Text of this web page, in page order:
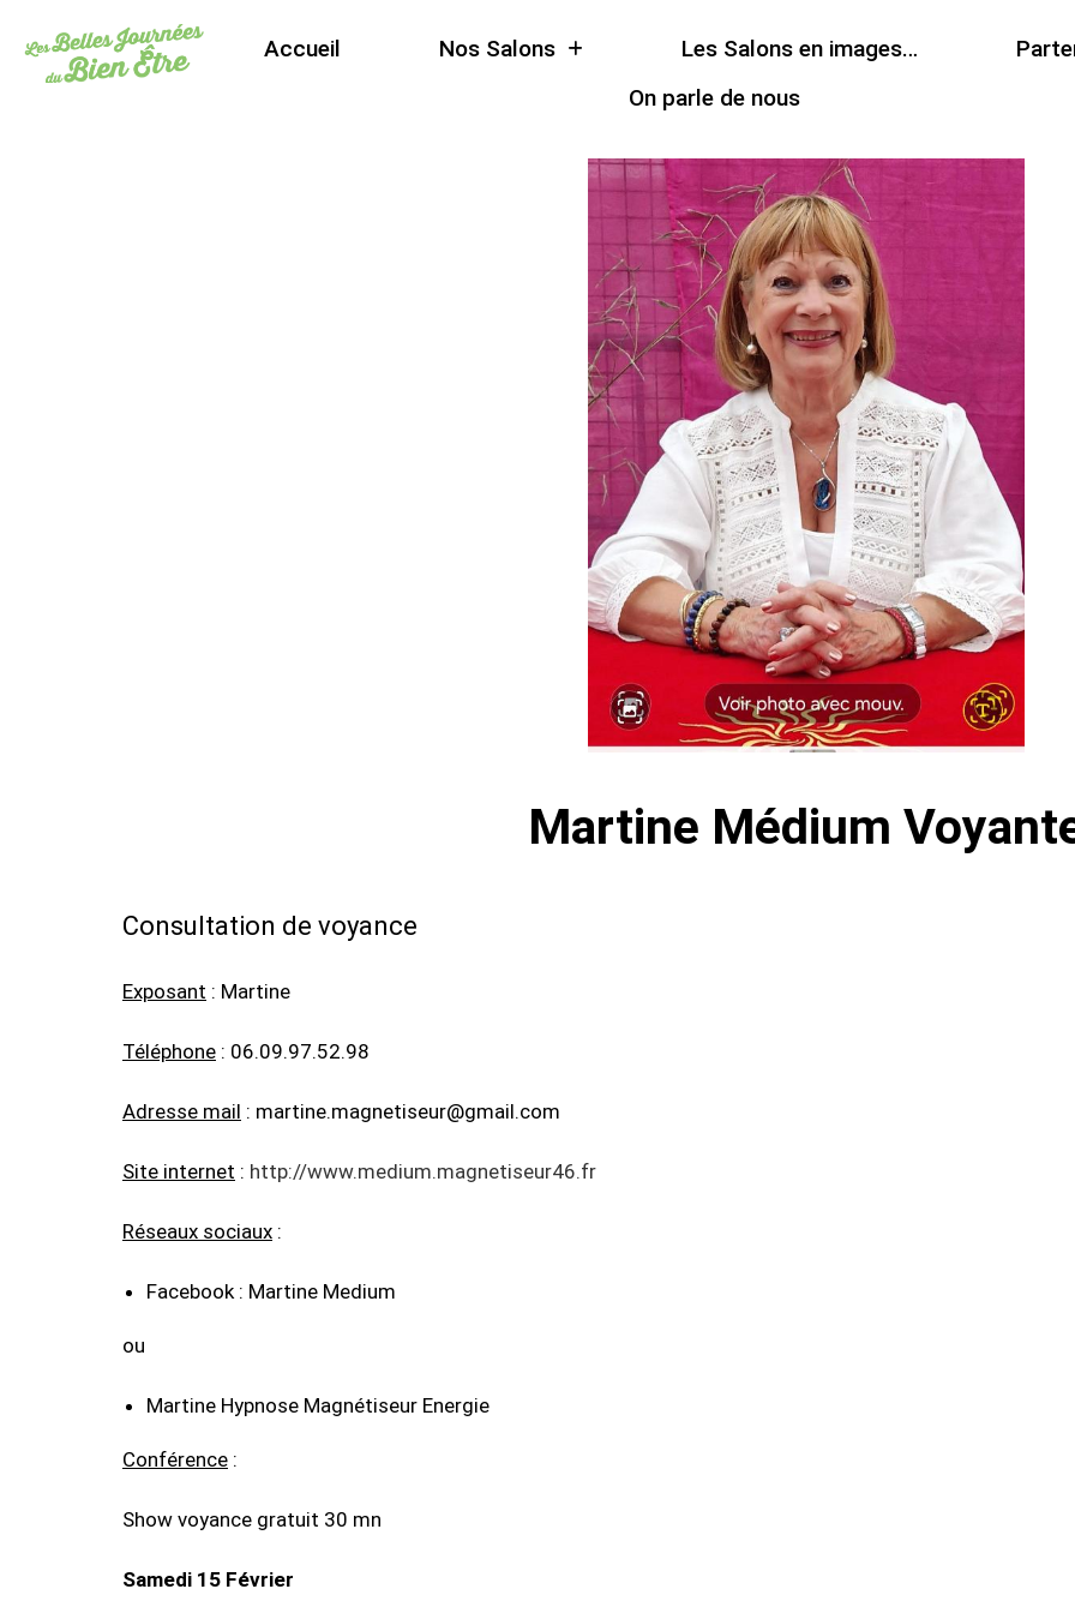
Accueil Nos Salons Les Salons en images…
On parle de nous
Martine Médium
Consultation de voyance
Exposant : Martine
Téléphone : 06.09.97.52.98
Adresse mail : martine.magnetiseur@gmail.com
Site internet : http://www.medium.magnetiseur46.fr
Réseaux sociaux :
Facebook : Martine Medium
ou
Martine Hypnose Magnétiseur Energie
Conférence :
Show voyance gratuit 30 mn
Samedi 15 Février